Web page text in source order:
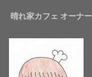
晴れ家カフェ オーナー